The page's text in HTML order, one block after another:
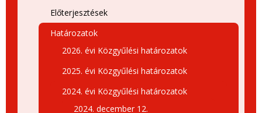
Előterjesztések
Határozatok
2026. évi Közgyűlési határozatok
2025. évi Közgyűlési határozatok
2024. évi Közgyűlési határozatok
2024. december 12.